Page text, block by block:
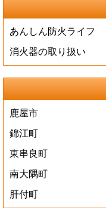
あんしん防火ライフ
消火器の取り扱い
鹿屋市
錦江町
東串良町
南大隅町
肝付町